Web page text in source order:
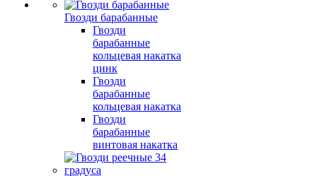
Гвозди барабанные
Гвозди
барабанные
кольцевая накатка
цинк
Гвозди
барабанные
кольцевая накатка
Гвозди
барабанные
винтовая накатка